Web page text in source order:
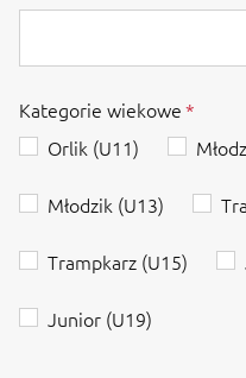
Kategorie wiekowe
Orlik (U11)
Młodzik (U13)
Trampkarz (U15)
Junior (U19)